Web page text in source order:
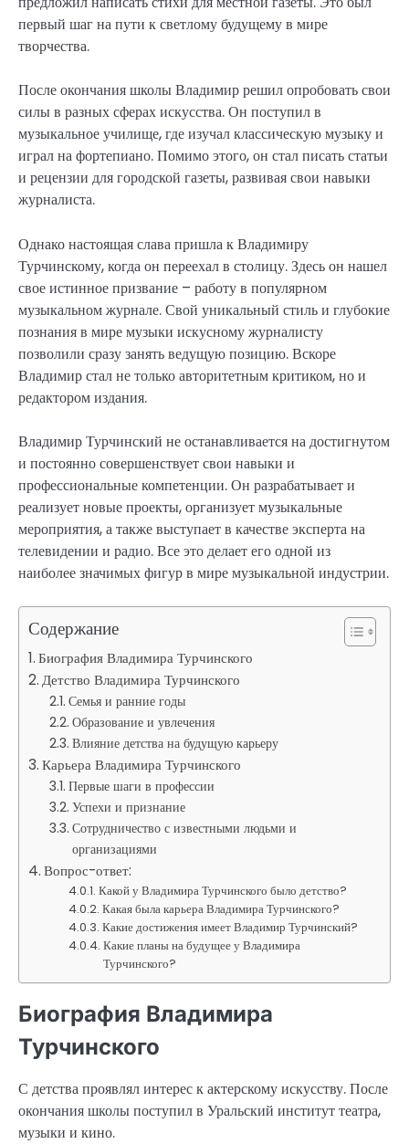
первый шаг на пути к светлому будущему в мире
творчества.
После окончания школы Владимир решил опробовать свои
силы в разных сферах искусства. Он поступил в
музыкальное училище, где изучал классическую музыку и
играл на фортепиано. Помимо этого, он стал писать статьи
и рецензии для городской газеты, развивая свои навыки
журналиста.
Однако настоящая слава пришла к Владимиру
Турчинскому, когда он переехал в столицу. Здесь он нашел
свое истинное призвание – работу в популярном
музыкальном журнале. Свой уникальный стиль и глубокие
познания в мире музыки искусному журналисту
позволили сразу занять ведущую позицию. Вскоре
Владимир стал не только авторитетным критиком, но и
редактором издания.
Владимир Турчинский не останавливается на достигнутом
и постоянно совершенствует свои навыки и
профессиональные компетенции. Он разрабатывает и
реализует новые проекты, организует музыкальные
мероприятия, а также выступает в качестве эксперта на
телевидении и радио. Все это делает его одной из
наиболее значимых фигур в мире музыкальной индустрии.
Содержание
Биография Владимира Турчинского
Детство Владимира Турчинского
Семья и ранние годы
Образование и увлечения
Влияние детства на будущую карьеру
Карьера Владимира Турчинского
Первые шаги в профессии
Успехи и признание
Сотрудничество с известными людьми и
организациями
Вопрос-ответ:
Какой у Владимира Турчинского было детство?
Какая была карьера Владимира Турчинского?
Какие достижения имеет Владимир Турчинский?
Какие планы на будущее у Владимира
Турчинского?
Биография Владимира
Турчинского
С детства проявлял интерес к актерскому искусству. После
окончания школы поступил в Уральский институт театра,
музыки и кино.